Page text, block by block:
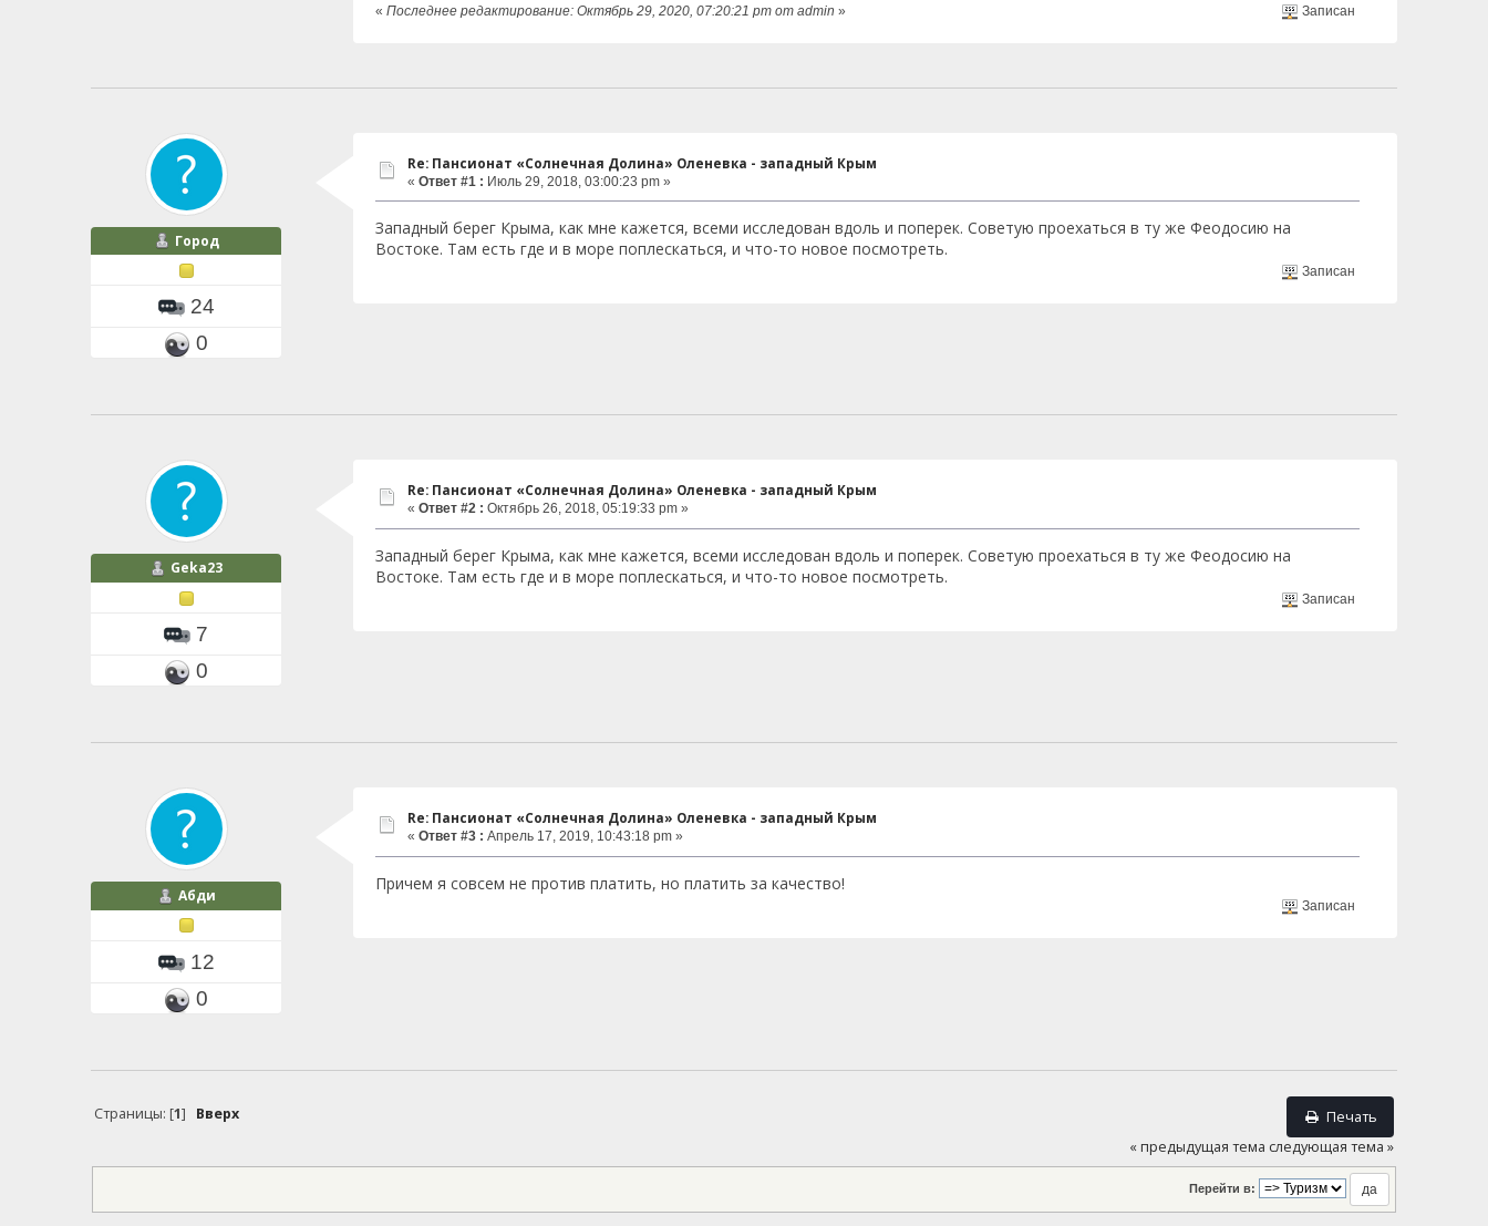
« Последнее редактирование: Октябрь 29, 2020, 07:20:21 pm от admin » Записан
Город
24
0
Re: Пансионат «Солнечная Долина» Оленевка - западный Крым
« Ответ #1 : Июль 29, 2018, 03:00:23 pm »
Западный берег Крыма, как мне кажется, всеми исследован вдоль и поперек. Советую проехаться в ту же Феодосию на
Востоке. Там есть где и в море поплескаться, и что-то новое посмотреть.
Записан
Geka23
7
0
Re: Пансионат «Солнечная Долина» Оленевка - западный Крым
« Ответ #2 : Октябрь 26, 2018, 05:19:33 pm »
Западный берег Крыма, как мне кажется, всеми исследован вдоль и поперек. Советую проехаться в ту же Феодосию на
Востоке. Там есть где и в море поплескаться, и что-то новое посмотреть.
Записан
Абди
12
0
Re: Пансионат «Солнечная Долина» Оленевка - западный Крым
« Ответ #3 : Апрель 17, 2019, 10:43:18 pm »
Причем я совсем не против платить, но платить за качество!
Записан
Печать
Страницы: [1] Вверх
« предыдущая тема следующая тема »
Перейти в: